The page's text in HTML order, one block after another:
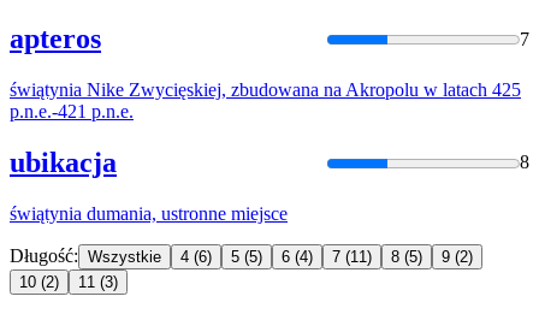
apteros 7
świątynia Nike Zwycięskiej, zbudowana na Akropolu w latach 425
p.n.e.-421 p.n.e.
ubikacja 8
świątynia dumania, ustronne miejsce
Długość: Wszystkie 4 (6) 5 (5) 6 (4) 7 (11) 8 (5) 9 (2)
10 (2) 11 (3)